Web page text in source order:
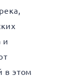
и
в этом